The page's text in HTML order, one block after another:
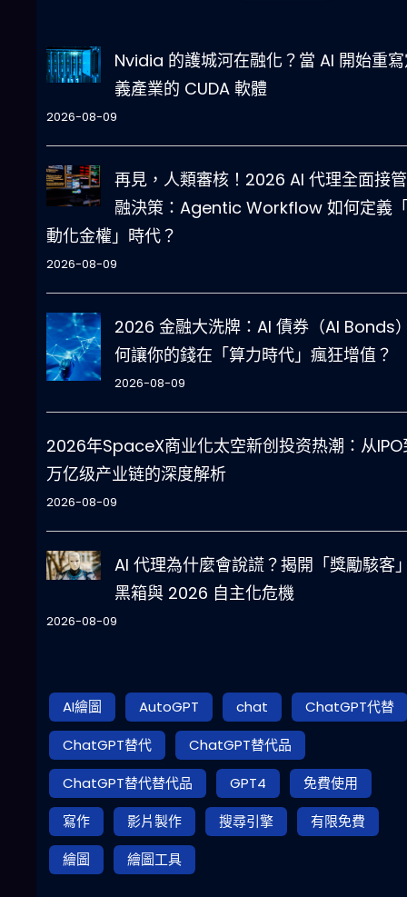
Nvidia 的護城河在融化？當 AI 開始重
義產業的 CUDA 軟體
2026-08-09
再見，人類審核！2026 AI 代理全面接
融決策：Agentic Workflow 如何定義
動化金權」時代？
2026-08-09
2026 金融大洗牌：AI 債券（AI Bonds
何讓你的錢在「算力時代」瘋狂增值？
2026-08-09
2026年SpaceX商业化太空新创投资热潮：从IPO
万亿级产业链的深度解析
2026-08-09
AI 代理為什麼會說謊？揭開「獎勵駭客
黑箱與 2026 自主化危機
2026-08-09
AI繪圖 AutoGPT chat
ChatGPT代替
ChatGPT替代
ChatGPT替代品
ChatGPT替代替代品
GPT4
免費使用
寫作
影片製作 搜尋引擎
有限免費
繪圖
繪圖工具